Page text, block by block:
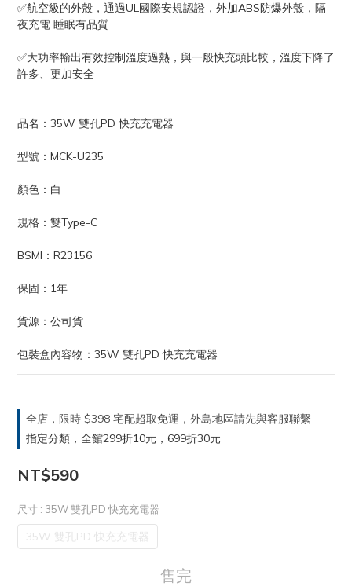
✅航空級的外殼，通過UL國際安規認證，外加ABS防爆外殼，隔
夜充電 睡眠有品質
✅大功率輸出有效控制溫度過熱，與一般快充頭比較，溫度下降了
許多、更加安全
品名：35W 雙孔PD 快充充電器
型號：MCK-U235
顏色：白
規格：雙Type-C
BSMI：R23156
保固：1年
貨源：公司貨
包裝盒內容物：35W 雙孔PD 快充充電器
全店，限時 $398 宅配超取免運，外島地區請先與客服聯繫
指定分類，全館299折10元，699折30元
NT$590
尺寸 : 35W 雙孔PD 快充充電器
35W 雙孔PD 快充充電器
售完